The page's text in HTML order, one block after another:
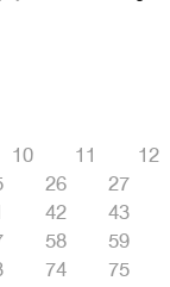
10 11 12
26 27
42 43
58 59
74 75